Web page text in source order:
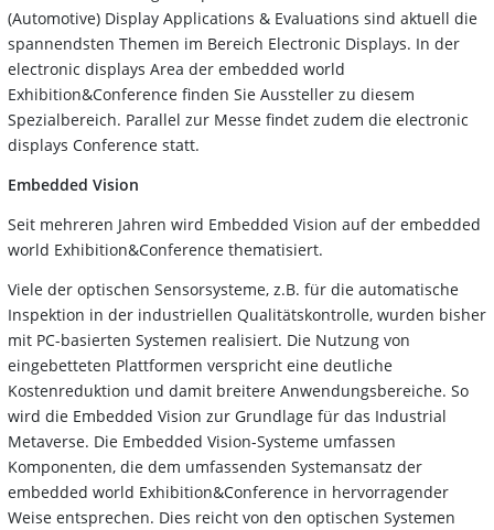
(Automotive) Display Applications & Evaluations sind aktuell die
spannendsten Themen im Bereich Electronic Displays. In der
electronic displays Area der embedded world
Exhibition&Conference finden Sie Aussteller zu diesem
Spezialbereich. Parallel zur Messe findet zudem die electronic
displays Conference statt.
Embedded Vision
Seit mehreren Jahren wird Embedded Vision auf der embedded
world Exhibition&Conference thematisiert.
Viele der optischen Sensorsysteme, z.B. für die automatische
Inspektion in der industriellen Qualitätskontrolle, wurden bisher
mit PC-basierten Systemen realisiert. Die Nutzung von
eingebetteten Plattformen verspricht eine deutliche
Kostenreduktion und damit breitere Anwendungsbereiche. So
wird die Embedded Vision zur Grundlage für das Industrial
Metaverse. Die Embedded Vision-Systeme umfassen
Komponenten, die dem umfassenden Systemansatz der
embedded world Exhibition&Conference in hervorragender
Weise entsprechen. Dies reicht von den optischen Systemen